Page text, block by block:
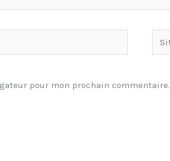
Site
pour mon prochain commentaire.